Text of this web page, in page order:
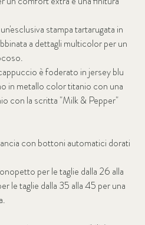
stampa tartarugata in
a dettagli multicolor per un
è foderato in jersey blu
in metallo color titanio con una
con la scritta "Milk & Pepper"
con bottoni automatici dorati
per le taglie dalla 26 alla
le taglie dalla 35 alla 45 per una